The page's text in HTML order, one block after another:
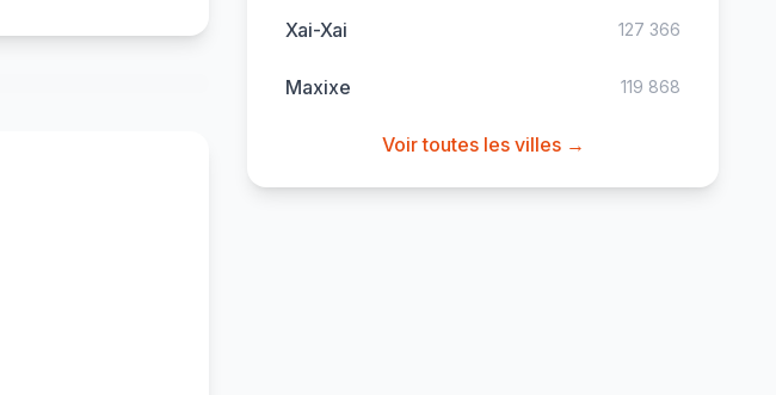
Xai-Xai 127 366
Maxixe 119 868
Voir toutes les villes →